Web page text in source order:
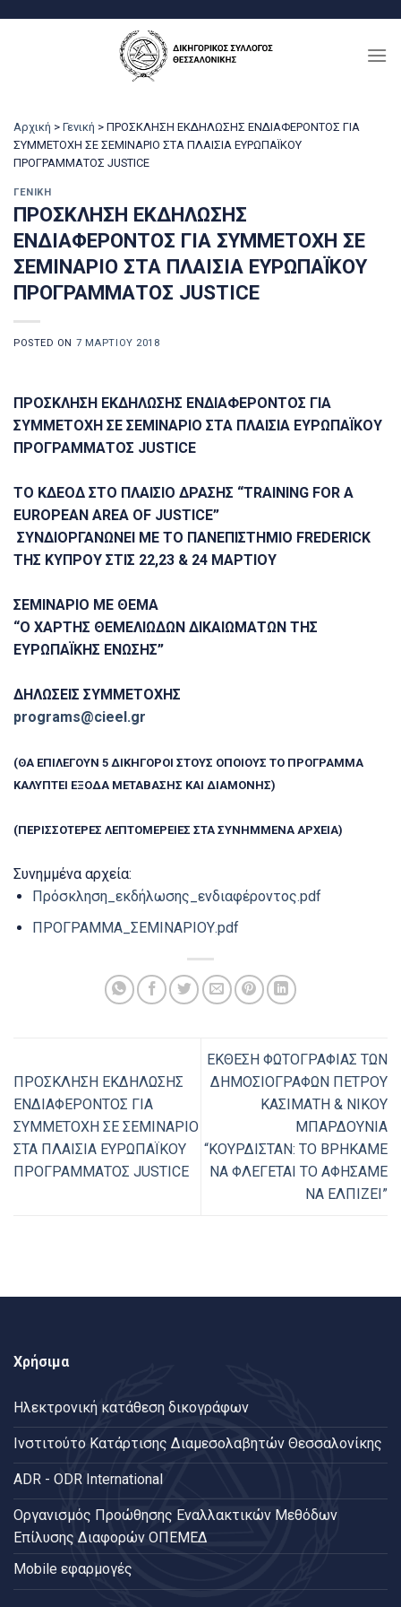
Αρχική > Γενική > ΠΡΟΣΚΛΗΣΗ ΕΚΔΗΛΩΣΗΣ ΕΝΔΙΑΦΕΡΟΝΤΟΣ ΓΙΑ
ΣΥΜΜΕΤΟΧΗ ΣΕ ΣΕΜΙΝΑΡΙΟ ΣΤΑ ΠΛΑΙΣΙΑ ΕΥΡΩΠΑΪΚΟΥ
ΠΡΟΓΡΑΜΜΑΤΟΣ JUSTICE
ΓΕΝΙΚΉ
ΠΡΟΣΚΛΗΣΗ ΕΚΔΗΛΩΣΗΣ
ΕΝΔΙΑΦΕΡΟΝΤΟΣ ΓΙΑ ΣΥΜΜΕΤΟΧΗ ΣΕ
ΣΕΜΙΝΑΡΙΟ ΣΤΑ ΠΛΑΙΣΙΑ ΕΥΡΩΠΑΪΚΟΥ
ΠΡΟΓΡΑΜΜΑΤΟΣ JUSTICE
POSTED ON 7 ΜΑΡΤΊΟΥ 2018
ΠΡΟΣΚΛΗΣΗ ΕΚΔΗΛΩΣΗΣ ΕΝΔΙΑΦΕΡΟΝΤΟΣ ΓΙΑ
ΣΥΜΜΕΤΟΧΗ ΣΕ ΣΕΜΙΝΑΡΙΟ ΣΤΑ ΠΛΑΙΣΙΑ ΕΥΡΩΠΑΪΚΟΥ
ΠΡΟΓΡΑΜΜΑΤΟΣ JUSTICE
ΤΟ ΚΔΕΟΔ ΣΤΟ ΠΛΑΙΣΙΟ ΔΡΑΣΗΣ “TRAINING FOR A
EUROPEAN AREA OF JUSTICE”
ΣΥΝΔΙΟΡΓΑΝΩΝΕΙ ΜΕ ΤΟ ΠΑΝΕΠΙΣΤΗΜΙΟ FREDERICK
ΤΗΣ ΚΥΠΡΟΥ ΣΤΙΣ 22,23 & 24 ΜΑΡΤΙΟΥ
ΣΕΜΙΝΑΡΙΟ ΜΕ ΘΕΜΑ
“Ο ΧΑΡΤΗΣ ΘΕΜΕΛΙΩΔΩΝ ΔΙΚΑΙΩΜΑΤΩΝ ΤΗΣ
ΕΥΡΩΠΑΪΚΗΣ ΕΝΩΣΗΣ”
ΔΗΛΩΣΕΙΣ ΣΥΜΜΕΤΟΧΗΣ
programs@cieel.gr
(ΘΑ ΕΠΙΛΕΓΟΥΝ 5 ΔΙΚΗΓΟΡΟΙ ΣΤΟΥΣ ΟΠΟΙΟΥΣ ΤΟ ΠΡΟΓΡΑΜΜΑ
ΚΑΛΥΠΤΕΙ ΕΞΟΔΑ ΜΕΤΑΒΑΣΗΣ ΚΑΙ ΔΙΑΜΟΝΗΣ)
(ΠΕΡΙΣΣΟΤΕΡΕΣ ΛΕΠΤΟΜΕΡΕΙΕΣ ΣΤΑ ΣΥΝΗΜΜΕΝΑ ΑΡΧΕΙΑ)
Συνημμένα αρχεία:
Πρόσκληση_εκδήλωσης_ενδιαφέροντος.pdf
ΠΡΟΓΡΑΜΜΑ_ΣΕΜΙΝΑΡΙΟΥ.pdf
ΠΡΟΣΚΛΗΣΗ ΕΚΔΗΛΩΣΗΣ
ΕΝΔΙΑΦΕΡΟΝΤΟΣ ΓΙΑ
ΣΥΜΜΕΤΟΧΗ ΣΕ ΣΕΜΙΝΑΡΙΟ
ΣΤΑ ΠΛΑΙΣΙΑ ΕΥΡΩΠΑΪΚΟΥ
ΠΡΟΓΡΑΜΜΑΤΟΣ JUSTICE
ΕΚΘΕΣΗ ΦΩΤΟΓΡΑΦΙΑΣ ΤΩΝ
ΔΗΜΟΣΙΟΓΡΑΦΩΝ ΠΕΤΡΟΥ
ΚΑΣΙΜΑΤΗ & ΝΙΚΟΥ
ΜΠΑΡΔΟΥΝΙΑ
“ΚΟΥΡΔΙΣΤΑΝ: ΤΟ ΒΡΗΚΑΜΕ
ΝΑ ΦΛΕΓΕΤΑΙ ΤΟ ΑΦΗΣΑΜΕ
ΝΑ ΕΛΠΙΖΕΙ”
Χρήσιμα
Ηλεκτρονική κατάθεση δικογράφων
Ινστιτούτο Κατάρτισης Διαμεσολαβητών Θεσσαλονίκης
ADR - ODR International
Oργανισμός Προώθησης Εναλλακτικών Μεθόδων
Επίλυσης Διαφορών ΟΠΕΜΕΔ
Mobile εφαρμογές